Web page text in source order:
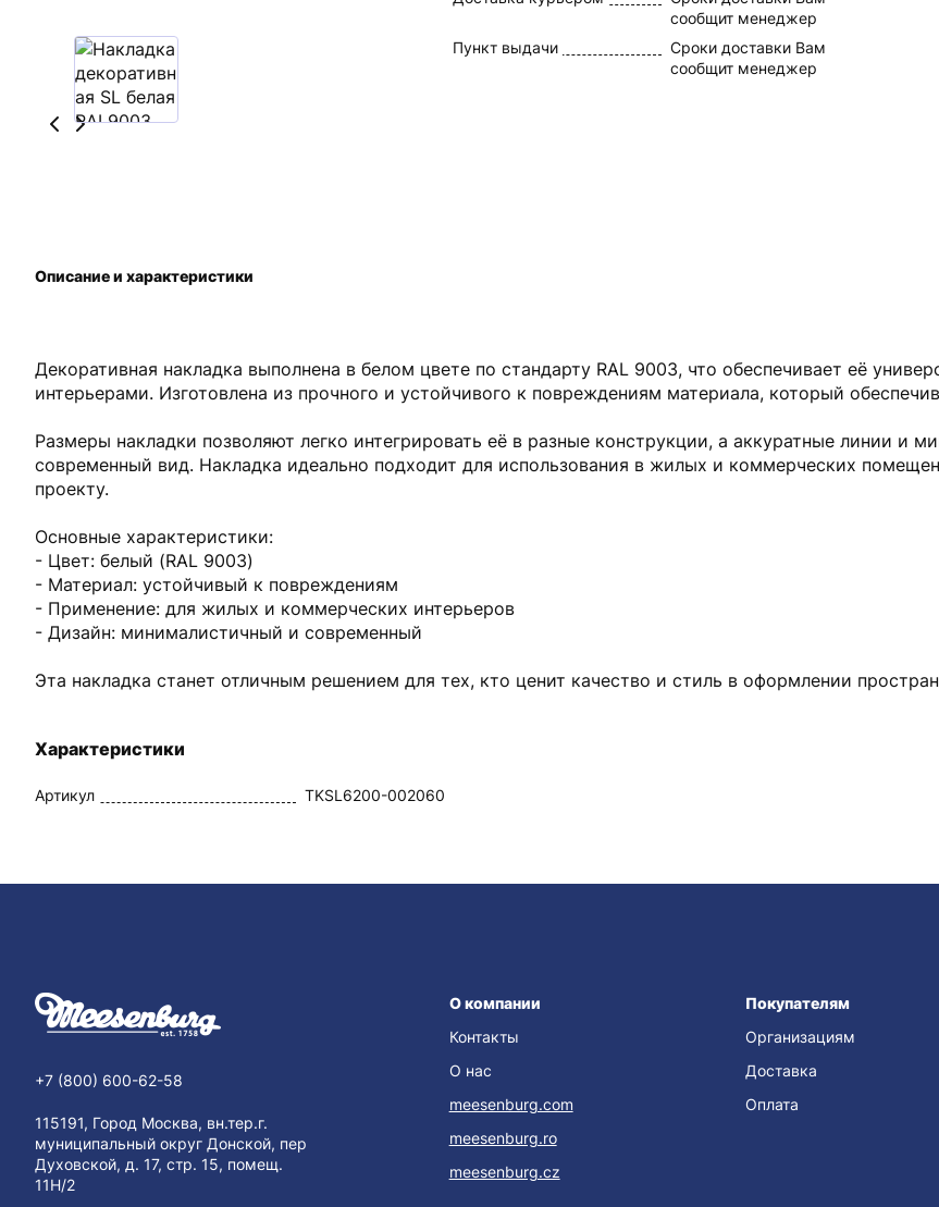
сообщит менеджер
Пункт выдачи
Сроки доставки Вам
сообщит менеджер
Декоративная накладка выполнена в белом цвете по стандарту RAL 9003, что обеспечивает её
интерьерами. Изготовлена из прочного и устойчивого к повреждениям материала, который
Размеры накладки позволяют легко интегрировать её в разные конструкции, а аккуратные линии и
современный вид. Накладка идеально подходит для использования в жилых и коммерческих
проекту.
Основные характеристики:
- Цвет: белый (RAL 9003)
- Материал: устойчивый к повреждениям
- Применение: для жилых и коммерческих интерьеров
- Дизайн: минималистичный и современный
Эта накладка станет отличным решением для тех, кто ценит качество и стиль в оформлении
Характеристики
Артикул TKSL6200-002060
Описание и характеристики
+7 (800) 600-62-58
115191, Город Москва, вн.тер.г.
муниципальный округ Донской, пер
Духовской, д. 17, стр. 15, помещ.
11Н/2
О компании
Контакты
О нас
meesenburg.com
meesenburg.ro
meesenburg.cz
Покупателям
Организациям
Доставка
Оплата